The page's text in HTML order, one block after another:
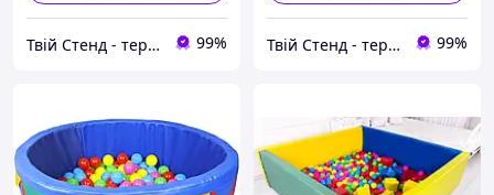
Твій Стенд - термонаклейки, наклейки, стенди, фотошпалери 99% Твій Стенд - термонаклейки, наклейки, стенди, фотошпалери 99%